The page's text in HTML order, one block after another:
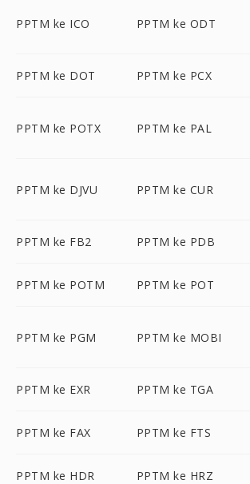
PPTM ke ICO PPTM ke ODT
PPTM ke DOT PPTM ke PCX
PPTM ke POTX PPTM ke PAL
PPTM ke DJVU PPTM ke CUR
PPTM ke FB2 PPTM ke PDB
PPTM ke POTM PPTM ke POT
PPTM ke PGM PPTM ke MOBI
PPTM ke EXR PPTM ke TGA
PPTM ke FAX PPTM ke FTS
PPTM ke HDR PPTM ke HRZ